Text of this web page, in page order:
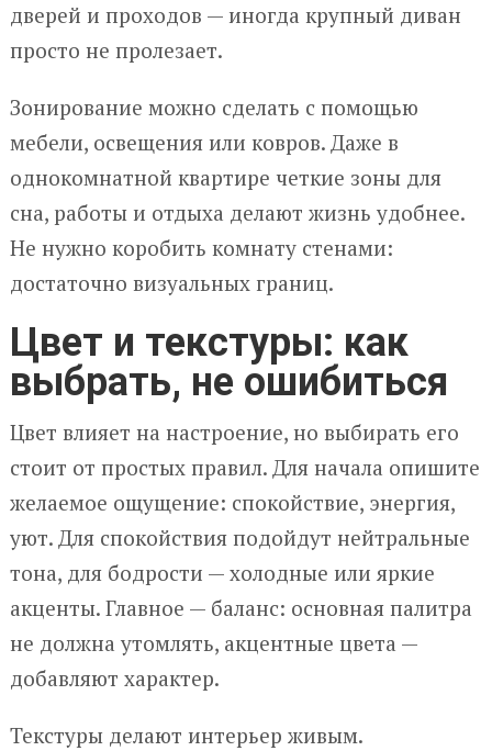
дверей и проходов — иногда крупный диван
просто не пролезает.
Зонирование можно сделать с помощью
мебели, освещения или ковров. Даже в
однокомнатной квартире четкие зоны для
сна, работы и отдыха делают жизнь удобнее.
Не нужно коробить комнату стенами:
достаточно визуальных границ.
Цвет и текстуры: как
выбрать, не ошибиться
Цвет влияет на настроение, но выбирать его
стоит от простых правил. Для начала опишите
желаемое ощущение: спокойствие, энергия,
уют. Для спокойствия подойдут нейтральные
тона, для бодрости — холодные или яркие
акценты. Главное — баланс: основная палитра
не должна утомлять, акцентные цвета —
добавляют характер.
Текстуры делают интерьер живым.